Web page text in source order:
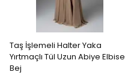
Taş İşlemeli Halter Yaka
Yırtmaçlı Tül Uzun Abiye Elbise
Bej